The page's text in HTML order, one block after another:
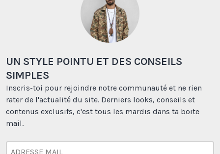
UN STYLE POINTU ET DES CONSEILS
SIMPLES
Inscris-toi pour rejoindre notre communauté et ne rien
rater de l'actualité du site. Derniers looks, conseils et
contenus exclusifs, c'est tous les mardis dans ta boite
mail.